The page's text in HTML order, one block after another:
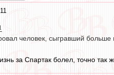
человек, сыгравший
за Спартак болел, точно